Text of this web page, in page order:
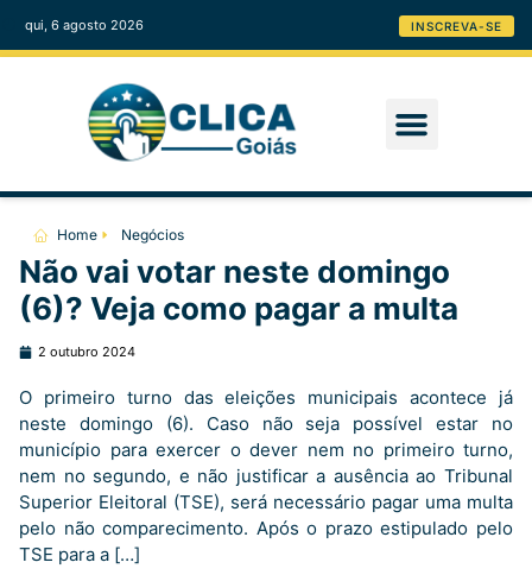
qui, 6 agosto 2026 INSCREVA-SE
Home Negócios
Não vai votar neste domingo
(6)? Veja como pagar a multa
2 outubro 2024
O primeiro turno das eleições municipais acontece já
neste domingo (6). Caso não seja possível estar no
município para exercer o dever nem no primeiro turno,
nem no segundo, e não justificar a ausência ao Tribunal
Superior Eleitoral (TSE), será necessário pagar uma multa
pelo não comparecimento. Após o prazo estipulado pelo
TSE para a […]